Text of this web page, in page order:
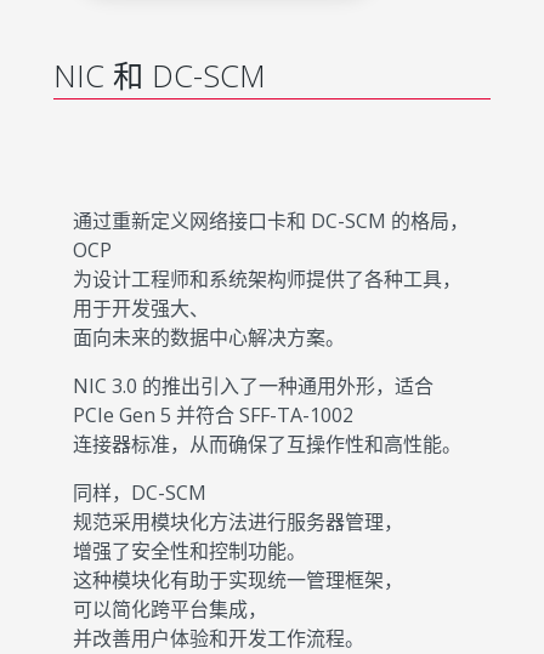
NIC 和 DC-SCM
通过重新定义网络接口卡和 DC-SCM 的格局，
OCP
为设计工程师和系统架构师提供了各种工具，
用于开发强大、
面向未来的数据中心解决方案。
NIC 3.0 的推出引入了一种通用外形，适合
PCIe Gen 5 并符合 SFF-TA-1002
连接器标准，从而确保了互操作性和高性能。
同样，DC-SCM
规范采用模块化方法进行服务器管理，
增强了安全性和控制功能。
这种模块化有助于实现统一管理框架，
可以简化跨平台集成，
并改善用户体验和开发工作流程。